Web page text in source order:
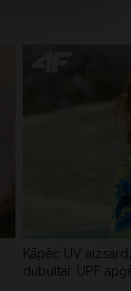
Kāpēc UV
dubultai: UPF